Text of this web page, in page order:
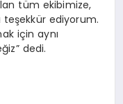
tüm ekibimize,
teşekkür ediyorum.
için aynı
dedi.